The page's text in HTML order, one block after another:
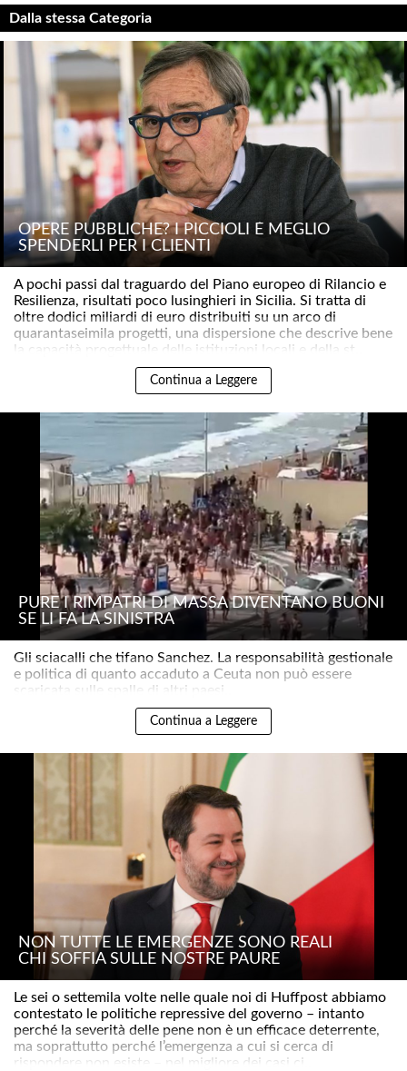
Dalla stessa Categoria
OPERE PUBBLICHE? I PICCIOLI È MEGLIO
SPENDERLI PER I CLIENTI
A pochi passi dal traguardo del Piano europeo di Rilancio e
Resilienza, risultati poco lusinghieri in Sicilia. Si tratta di
oltre dodici miliardi di euro distribuiti su un arco di
quarantaseimila progetti, una dispersione che descrive bene
la capacità progettuale delle istituzioni locali e della st..
Continua a Leggere
PURE I RIMPATRI DI MASSA DIVENTANO BUONI
SE LI FA LA SINISTRA
Gli sciacalli che tifano Sanchez. La responsabilità gestionale
e politica di quanto accaduto a Ceuta non può essere
scaricata sulle spalle di altri paesi..
Continua a Leggere
NON TUTTE LE EMERGENZE SONO REALI
CHI SOFFIA SULLE NOSTRE PAURE
Le sei o settemila volte nelle quale noi di Huffpost abbiamo
contestato le politiche repressive del governo – intanto
perché la severità delle pene non è un efficace deterrente,
ma soprattutto perché l’emergenza a cui si cerca di
rispondere non esiste – nel migliore dei casi ci..